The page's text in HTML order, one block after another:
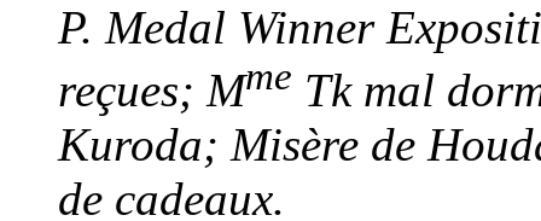
P. Medal Winner
reçues; Mme Tk mal
Kuroda; Misère de
de cadeaux.